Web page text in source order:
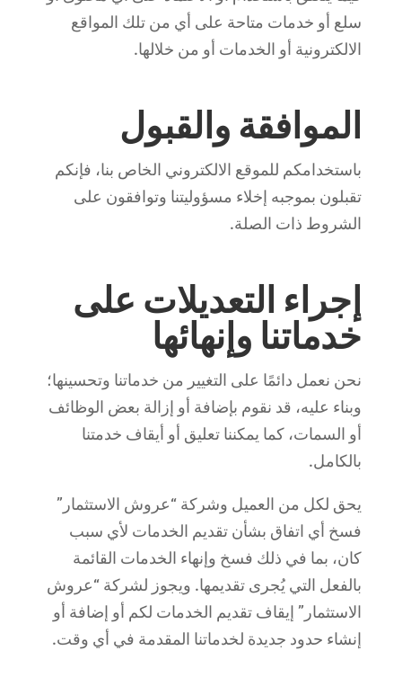
سلع أو خدمات متاحة على أي من تلك المواقع
الالكترونية أو الخدمات أو من خلالها.
الموافقة والقبول
باستخدامكم للموقع الالكتروني الخاص بنا، فإنكم
تقبلون بموجبه إخلاء مسؤوليتنا وتوافقون على
الشروط ذات الصلة.
إجراء التعديلات على
خدماتنا وإنهائها
نحن نعمل دائمًا على التغيير من خدماتنا وتحسينها؛
وبناء عليه، قد نقوم بإضافة أو إزالة بعض الوظائف
أو السمات، كما يمكننا تعليق أو أيقاف خدمتنا
بالكامل.
يحق لكل من العميل وشركة “عروش الاستثمار”
فسخ أي اتفاق بشأن تقديم الخدمات لأي سبب
كان، بما في ذلك فسخ وإنهاء الخدمات القائمة
بالفعل التي يُجرى تقديمها. ويجوز لشركة “عروش
الاستثمار” إيقاف تقديم الخدمات لكم أو إضافة أو
إنشاء حدود جديدة لخدماتنا المقدمة في أي وقت.